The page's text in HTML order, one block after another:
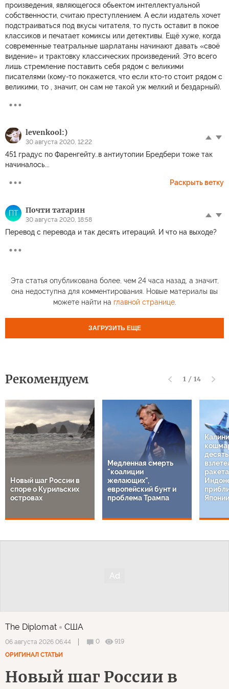
произведения, являющегося обьектом интеллектуальной
собственности, считаю преступлением. А если издатель хочет
подстраиваться под вкусы читателя, то пусть оставит в покое
классиков и печатает комиксы или детективы. Ещё хуже, когда
современные театральные шарлатаны начинают давать «своё
видение» и трактовку классических произведений. Это всего
лишь стремление поставить себя рядом с великими
писателями (кому-то покажется, что если кто-то стоит рядом с
великими, то , значит, он сам не такой уж мелкий и бездарный).
levenkool:)
30 августа 2020, 12:22
451 градус по Фаренгейту..в антиутопии Бредбери тоже так
начиналось...
Раскрыть ветку
ПТ Почти татарин
30 августа 2020, 18:58
Перевод с перевода и так десять итераций. И что на выходе?
Эта статья опубликована более, чем 24 часа назад, а значит,
она недоступна для комментирования. Новые материалы вы
можете найти на главной странице.
ЗАГРУЗИТЬ ЕЩЕ
Рекомендуем 1 / 14
Новый шаг России в
споре о Курильских
островах
Медленная смерть
"коалиции
желающих",
европейский бунт и
проблема Трампа
Японии
The Diplomat США
06 августа 2026 06:44 0
919
ОРИГИНАЛ СТАТЬИ
Новый шаг России в